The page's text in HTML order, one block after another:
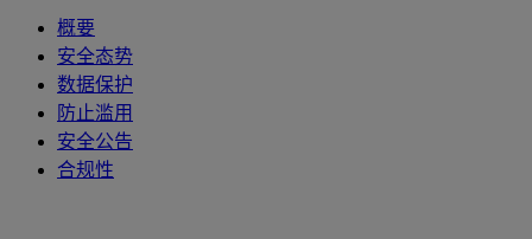
概要
安全态势
数据保护
防止滥用
安全公告
合规性